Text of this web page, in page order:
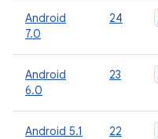
Android
7.0
24
Android
6.0
23
Android 5.1 22